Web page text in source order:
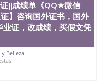
，付定金； 4、预约递
人一起去留服递交材
留服直接邮寄给客户
。 我们对海外大学及
材料，尺寸大小，防伪
钢印LOGO烫金烫
文字图案浮雕，激光
防伪）都有原版本文凭
||成绩单《QQ★微信
】咨询国外证书，国外
业证，改成绩，买假文凭
y Belleza